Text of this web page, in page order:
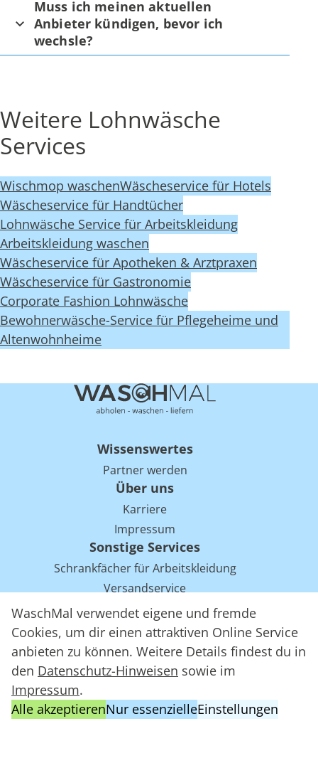
WaschMal verwendet eigene und fremde
Cookies, um dir einen attraktiven Online Service
anbieten zu können. Weitere Details findest du in
den Datenschutz-Hinweisen sowie im
Impressum.
Alle akzeptierenNur essenzielleEinstellungen
Muss ich meinen aktuellen
Anbieter kündigen, bevor ich
wechsle?
Weitere Lohnwäsche
Services
Wischmop waschenWäscheservice für Hotels
Wäscheservice für Handtücher
Lohnwäsche Service für Arbeitskleidung
Arbeitskleidung waschen
Wäscheservice für Apotheken & Arztpraxen
Wäscheservice für Gastronomie
Corporate Fashion Lohnwäsche
Bewohnerwäsche-Service für Pflegeheime und
Altenwohnheime
Wissenswertes
Partner werden
Über uns
Karriere
Impressum
Sonstige Services
Schrankfächer für Arbeitskleidung
Versandservice
Einsparpotentiale für Mietwäsche bei Arbeitskleidung
Arbeitskleidung Tracking mit RFID
WaschMal GmbH 2016 – 2026
Datenschutz
Allgemeine Geschäftsbedingungen